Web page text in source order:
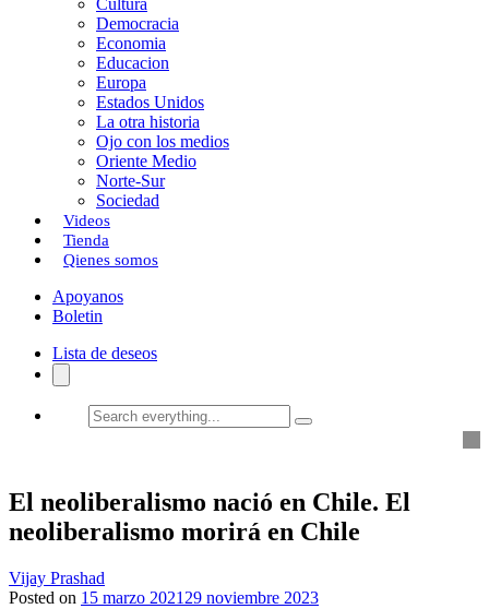
Cultura
Democracia
Economia
Educacion
Europa
Estados Unidos
La otra historia
Ojo con los medios
Oriente Medio
Norte-Sur
Sociedad
Videos
Tienda
Qienes somos
Apoyanos
Boletin
Lista de deseos
Search
everything...
El neoliberalismo nació en Chile. El
neoliberalismo morirá en Chile
Vijay Prashad
Posted on 15 marzo 2021 29 noviembre 2023